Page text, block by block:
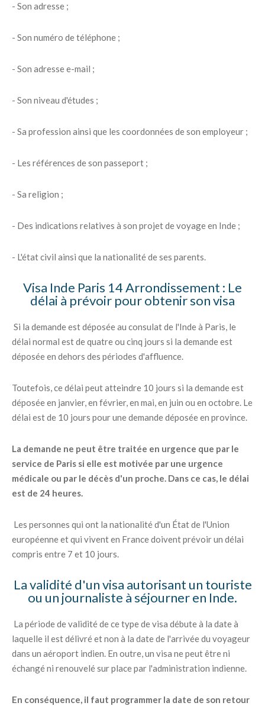
- Son adresse ;
- Son numéro de téléphone ;
- Son adresse e-mail ;
- Son niveau d'études ;
- Sa profession ainsi que les coordonnées de son employeur ;
- Les références de son passeport ;
- Sa religion ;
- Des indications relatives à son projet de voyage en Inde ;
- L'état civil ainsi que la nationalité de ses parents.
Visa Inde Paris 14 Arrondissement : Le
délai à prévoir pour obtenir son visa
Si la demande est déposée au consulat de l'Inde à Paris, le
délai normal est de quatre ou cinq jours si la demande est
déposée en dehors des périodes d'affluence.
Toutefois, ce délai peut atteindre 10 jours si la demande est
déposée en janvier, en février, en mai, en juin ou en octobre. Le
délai est de 10 jours pour une demande déposée en province.
La demande ne peut être traitée en urgence que par le
service de Paris si elle est motivée par une urgence
médicale ou par le décès d'un proche. Dans ce cas, le délai
est de 24 heures.
Les personnes qui ont la nationalité d'un État de l'Union
européenne et qui vivent en France doivent prévoir un délai
compris entre 7 et 10 jours.
La validité d'un visa autorisant un touriste
ou un journaliste à séjourner en Inde.
La période de validité de ce type de visa débute à la date à
laquelle il est délivré et non à la date de l'arrivée du voyageur
dans un aéroport indien. En outre, un visa ne peut être ni
échangé ni renouvelé sur place par l'administration indienne.
En conséquence, il faut programmer la date de son retour